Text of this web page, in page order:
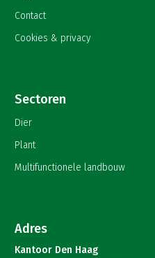
Contact
Cookies & privacy
Sectoren
Dier
Plant
Multifunctionele landbouw
Adres
Kantoor Den Haag